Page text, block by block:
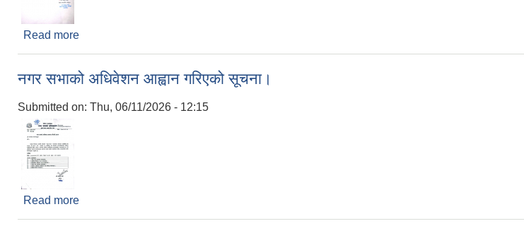
Read more
नगर सभाको अधिवेशन आह्वान गरिएको सूचना।
Submitted on: Thu, 06/11/2026 - 12:15
Read more